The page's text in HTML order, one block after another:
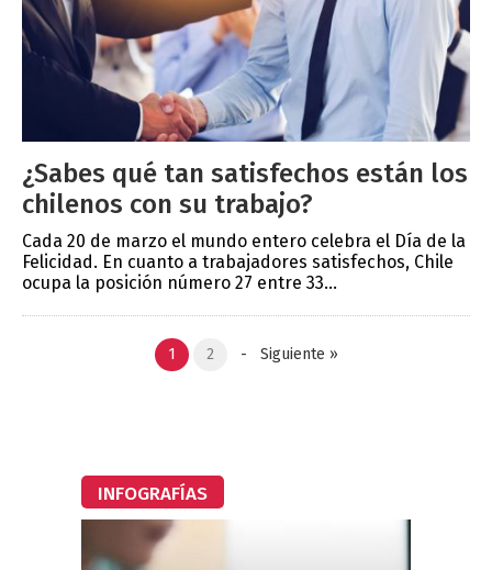
¿Sabes qué tan satisfechos están los
chilenos con su trabajo?
Cada 20 de marzo el mundo entero celebra el Día de la
Felicidad. En cuanto a trabajadores satisfechos, Chile
ocupa la posición número 27 entre 33...
1 2 - Siguiente »
INFOGRAFÍAS